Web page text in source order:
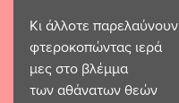
Κι άλλοτε παρελαύνουν
φτεροκοπώντας ιερά
μες στο βλέμμα
των αθάνατων θεών